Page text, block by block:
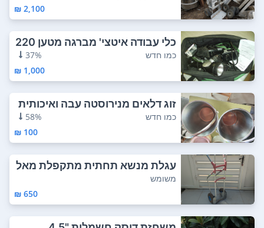
2,100 ₪
כלי עבודה איטצי' מברגה מטען 220
V ל 110V...
כמו חדש
37%
1,000 ₪
זוג דלאים מנירוסטה עבה ואיכותית
מחיר לדל...
כמו חדש
58%
100 ₪
עגלת מנשא תחתית מתקפלת מאל
ומיניום מצב מע...
משומש
650 ₪